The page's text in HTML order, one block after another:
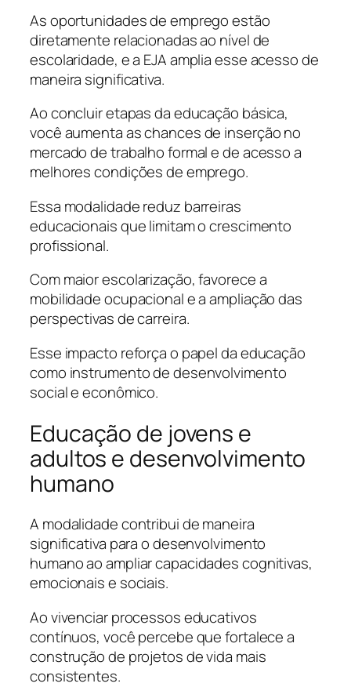
As oportunidades de emprego estão
diretamente relacionadas ao nível de
escolaridade, e a EJA amplia esse acesso de
maneira significativa.
Ao concluir etapas da educação básica,
você aumenta as chances de inserção no
mercado de trabalho formal e de acesso a
melhores condições de emprego.
Essa modalidade reduz barreiras
educacionais que limitam o crescimento
profissional.
Com maior escolarização, favorece a
mobilidade ocupacional e a ampliação das
perspectivas de carreira.
Esse impacto reforça o papel da educação
como instrumento de desenvolvimento
social e econômico.
Educação de jovens e
adultos e desenvolvimento
humano
A modalidade contribui de maneira
significativa para o desenvolvimento
humano ao ampliar capacidades cognitivas,
emocionais e sociais.
Ao vivenciar processos educativos
contínuos, você percebe que fortalece a
construção de projetos de vida mais
consistentes.